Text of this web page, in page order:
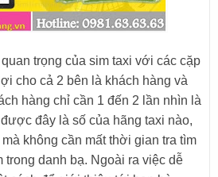
trọng của sim taxi với các cặp
cho cả 2 bên là khách hàng và
hàng chỉ cần 1 đến 2 lần nhìn là
đây là số của hãng taxi nào,
không cần mất thời gian tra tìm
trong danh bạ. Ngoài ra việc dễ